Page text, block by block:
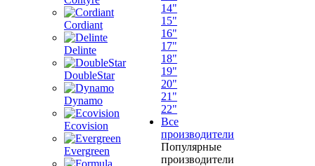
Cordiant
Delinte
DoubleStar
Dynamo
Ecovision
Evergreen
14"
15"
16"
17"
18"
19"
20"
21"
22"
Все
производители
Популярные
производители